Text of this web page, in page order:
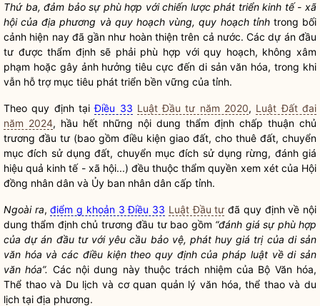
Thứ ba, đảm bảo sự phù hợp với chiến lược phát triển kinh tế - xã
hội của địa phương và quy hoạch vùng, quy hoạch tỉnhtrong bối
cảnh hiện nay đã gần như hoàn thiện trên cả nước. Các dự án đầu
tư được thẩm định sẽ phải phù hợp với quy hoạch, không xâm
phạm hoặc gây ảnh hưởng tiêu cực đến di sản văn hóa, trong khi
vẫn hỗ trợ mục tiêu phát triển bền vững của tỉnh.
Theo quy định tạiĐiều 33 Luật Đầu tư năm 2020, Luật Đất đai
năm 2024, hầu hết những nội dung thẩm định chấp thuận chủ
trương đầu tư (bao gồm điều kiện giao đất, cho thuê đất, chuyển
mục đích sử dụng đất, chuyển mục đích sử dụng rừng, đánh giá
hiệu quả kinh tế - xã hội...) đều thuộc thẩmquyền xem xét của Hội
đồng nhân dân và Ủy ban nhân dân cấp tỉnh.
Ngoài ra,điểm g khoản 3 Điều 33 Luật Đầu tư đã quy định về nội
dung thẩm định chủ trương đầu tư bao gồm “đánh giá sự phù hợp
của dự án đầu tư với yêu cầu bảo vệ, phát huy giá trị của di sản
văn hóa và các điều kiện theo quy định của pháp luậtvề di sản
văn hóa”. Các nội dung này thuộc trách nhiệm của Bộ Văn hóa,
Thể thao và Du lịch và cơ quan quản lý văn hóa, thể thao và du
lịch tại địa phương.